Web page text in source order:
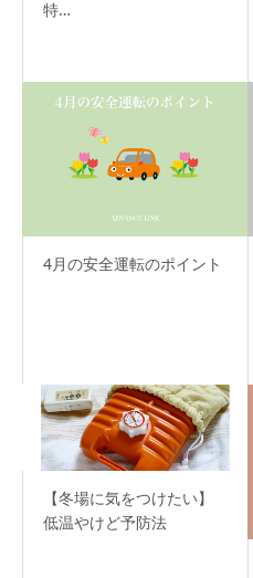
特…
4月の安全運転のポイント
【冬場に気をつけたい】
低温やけど予防法